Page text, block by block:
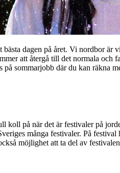
bästa dagen på året. Vi nordbor
att återgå till det normala och
på sommarjobb där du kan
koll på när det är festivaler på
många festivaler. På
möjlighet att ta del av